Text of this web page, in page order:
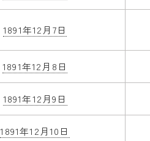
1891年12月7日
1891年12月8日
1891年12月9日
1891年12月10日